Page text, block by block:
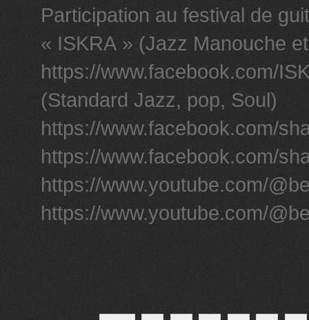
Participation au festival de
« ISKRA » (Jazz Manouche
https://www.facebook.com/
(Standard Jazz, pop, Soul)
https://www.facebook.com/
https://www.facebook.com/
https://www.youtube.com/
https://www.youtube.com/